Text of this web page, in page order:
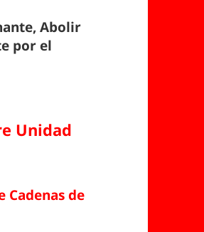
Abolir
por el
Unidad
Cadenas de